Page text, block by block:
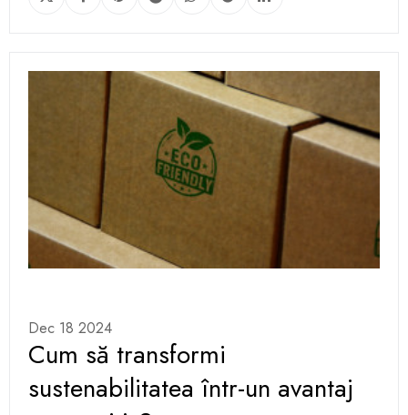
Dec 18 2024
Cum să transformi
sustenabilitatea într-un avantaj